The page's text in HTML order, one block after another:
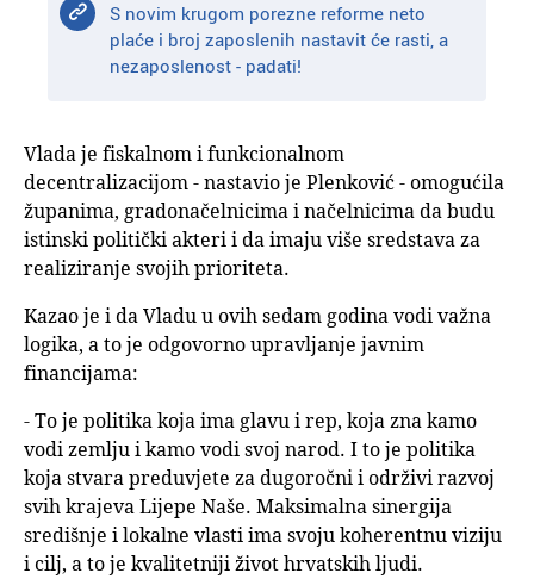
S novim krugom porezne reforme neto
plaće i broj zaposlenih nastavit će rasti, a
nezaposlenost - padati!
Vlada je fiskalnom i funkcionalnom
decentralizacijom - nastavio je Plenković - omogućila
županima, gradonačelnicima i načelnicima da budu
istinski politički akteri i da imaju više sredstava za
realiziranje svojih prioriteta.
Kazao je i da Vladu u ovih sedam godina vodi važna
logika, a to je odgovorno upravljanje javnim
financijama:
- To je politika koja ima glavu i rep, koja zna kamo
vodi zemlju i kamo vodi svoj narod. I to je politika
koja stvara preduvjete za dugoročni i održivi razvoj
svih krajeva Lijepe Naše. Maksimalna sinergija
središnje i lokalne vlasti ima svoju koherentnu viziju
i cilj, a to je kvalitetniji život hrvatskih ljudi.